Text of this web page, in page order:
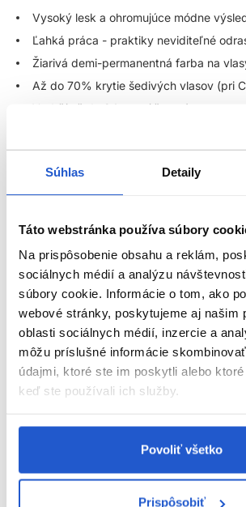
Súhlas Detaily
Táto webstránka používa súbory
Na prispôsobenie obsahu a reklám,
sociálnych médií a analýzu
súbory cookie. Informácie o tom, ako
webové stránky, poskytujeme aj našim
oblasti sociálnych médií, inzercie a
môžu príslušné informácie
údajmi, ktoré ste im poskytli alebo
keď ste používali ich služby.
Povoliť všetko
Prispôsobiť
Vysoký lesk a ohromujúce módne
Ľahká práca - praktiky neviditeľné
Žiarivá demi-permanentná farba na
Až do 70% krytie šedivých vlasov (pri
Vydrží až do 24 umytí šampónov
Zrozumiteľné a univerzálne farebné
nekonečné farebné možnosti
Farba bez záväzkov, flexibilná, bez
Pomer miešania 1 : 2 (1 časť farba : 2
emulzia) - okrem Instamatic
Pri Instamatic farbách použite pomer
farba : 1 časti Color Touch emulzia
---
BEZPEČNOSTNÉ UPOZORNENIE
ZOBRAZIŤ VIAC
Parametre
Značka